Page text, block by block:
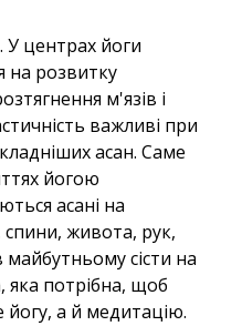
У центрах йоги
на розвитку
м'язів і
важливі при
асан. Саме
йогою
асані на
спини, живота, рук,
сісти на
яка потрібна, щоб
а й медитацію.